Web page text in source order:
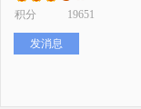
积分 19651
发消息